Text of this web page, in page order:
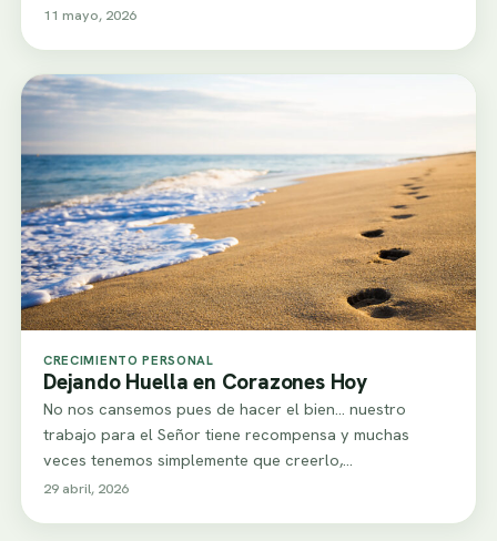
enfermedades, crísis…
11 mayo, 2026
CRECIMIENTO PERSONAL
Dejando Huella en Corazones Hoy
No nos cansemos pues de hacer el bien… nuestro
trabajo para el Señor tiene recompensa y muchas
veces tenemos simplemente que creerlo,…
29 abril, 2026